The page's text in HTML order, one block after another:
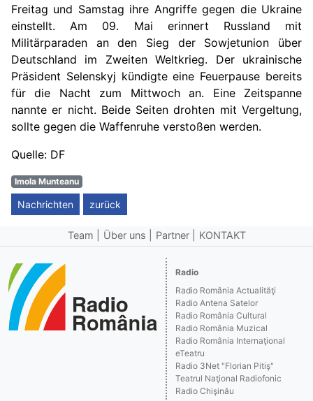
Freitag und Samstag ihre Angriffe gegen die Ukraine
einstellt. Am 09. Mai erinnert Russland mit
Militärparaden an den Sieg der Sowjetunion über
Deutschland im Zweiten Weltkrieg. Der ukrainische
Präsident Selenskyj kündigte eine Feuerpause bereits
für die Nacht zum Mittwoch an. Eine Zeitspanne
nannte er nicht. Beide Seiten drohten mit Vergeltung,
sollte gegen die Waffenruhe verstoßen werden.
Quelle: DF
Imola Munteanu
Nachrichten zurück
Team Über uns Partner KONTAKT
Radio
Radio România Actualităţi
Radio Antena Satelor
Radio România Cultural
Radio România Muzical
Radio România Internaţional
eTeatru
Radio 3Net "Florian Pitiş"
Teatrul Naţional Radiofonic
Radio Chişinău